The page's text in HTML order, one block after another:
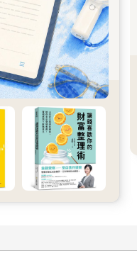
工與消費者提供數兆美元
貼性貸款的形式，為地方
干預外匯市場來支持出口
。這兩組政策都對世界其
國家都是一個更廣大的連
持本國消費者，所以實質
的就業機會與所得──由於
對這筆錢的花用方式設
到良好的成效。如果美國
的前述因應方式，理應對
，對美國來說也是一樣。
管病毒剛來襲之際，它
化而獲得調和。
府的積極回應，使當地的